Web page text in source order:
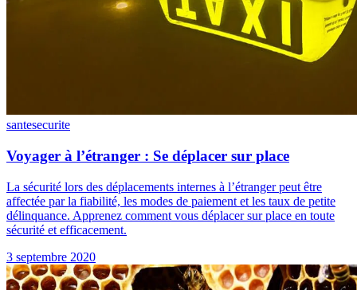
santesecurite
Voyager à l’étranger : Se déplacer sur place
La sécurité lors des déplacements internes à l’étranger peut être
affectée par la fiabilité, les modes de paiement et les taux de petite
délinquance. Apprenez comment vous déplacer sur place en toute
sécurité et efficacement.
3 septembre 2020